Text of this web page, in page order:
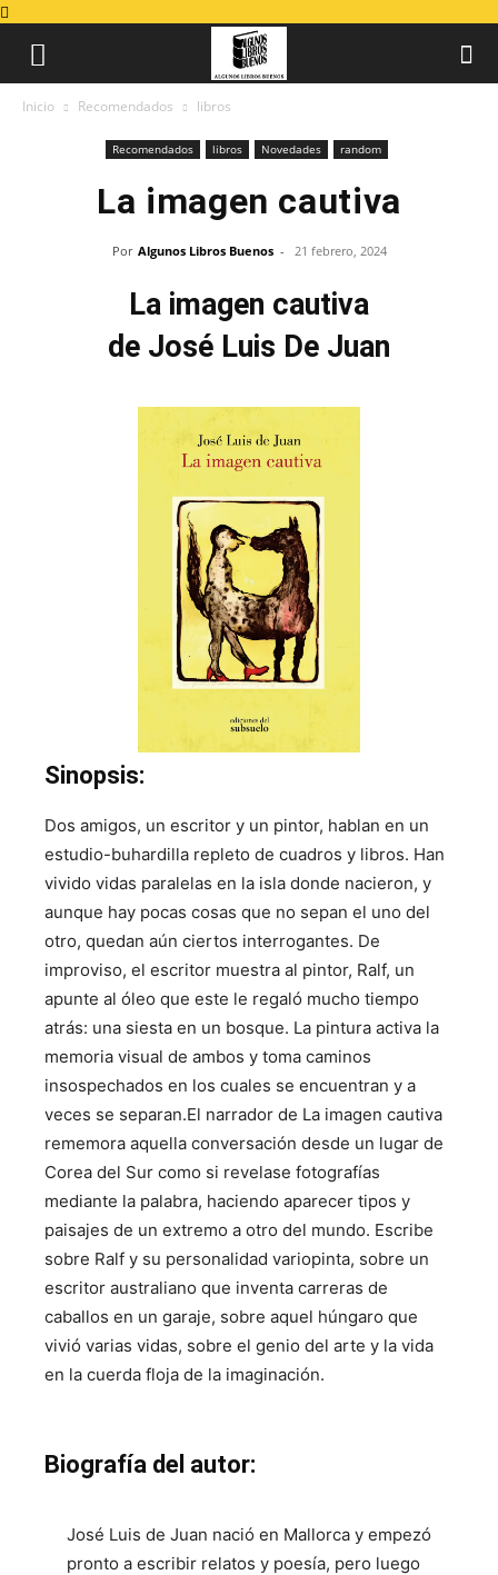
Inicio Recomendados libros
Recomendados libros Novedades random
La imagen cautiva
Por Algunos Libros Buenos - 21 febrero, 2024
La imagen cautiva
de José Luis De Juan
Sinopsis:
Dos amigos, un escritor y un pintor, hablan en un
estudio-buhardilla repleto de cuadros y libros. Han
vivido vidas paralelas en la isla donde nacieron, y
aunque hay pocas cosas que no sepan el uno del
otro, quedan aún ciertos interrogantes. De
improviso, el escritor muestra al pintor, Ralf, un
apunte al óleo que este le regaló mucho tiempo
atrás: una siesta en un bosque. La pintura activa la
memoria visual de ambos y toma caminos
insospechados en los cuales se encuentran y a
veces se separan.El narrador de La imagen cautiva
rememora aquella conversación desde un lugar de
Corea del Sur como si revelase fotografías
mediante la palabra, haciendo aparecer tipos y
paisajes de un extremo a otro del mundo. Escribe
sobre Ralf y su personalidad variopinta, sobre un
escritor australiano que inventa carreras de
caballos en un garaje, sobre aquel húngaro que
vivió varias vidas, sobre el genio del arte y la vida
en la cuerda floja de la imaginación.
Biografía del autor:
José Luis de Juan nació en Mallorca y empezó
pronto a escribir relatos y poesía, pero luego